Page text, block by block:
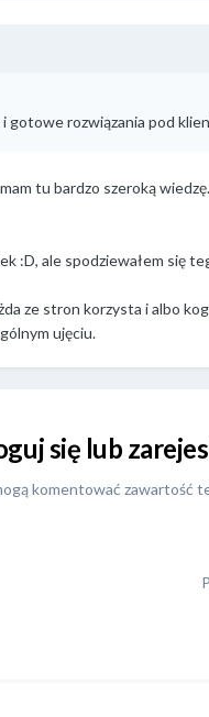
gotowe rozwiązania pod
tu bardzo szeroką
:D, ale spodziewałem się
ze stron korzysta i albo
ujęciu.
się lub
komentować zawartość